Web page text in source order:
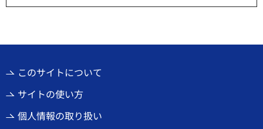
このサイトについて
サイトの使い方
個人情報の取り扱い